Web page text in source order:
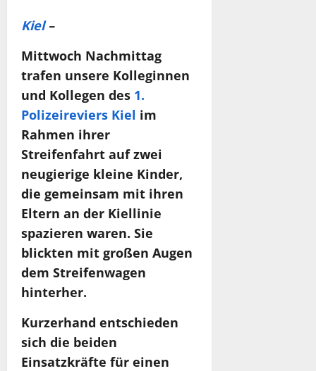
Kiel–
Mittwoch Nachmittag
trafen unsere Kolleginnen
und Kollegen des 1.
Polizeireviers Kiel im
Rahmen ihrer
Streifenfahrt auf zwei
neugierige kleine Kinder,
die gemeinsam mit ihren
Eltern an der Kiellinie
spazieren waren. Sie
blickten mit großen Augen
dem Streifenwagen
hinterher.
Kurzerhand entschieden
sich die beiden
Einsatzkräfte für einen